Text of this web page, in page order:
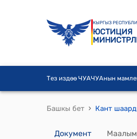
КЫРГЫЗ
ЮСТИЦИЯ
Тез издөө ЧУАЧУАнын
Башкы бет ›
Документ